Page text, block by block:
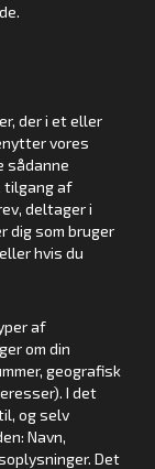
der i et eller
vores
sådanne
tilgang af
deltager i
dig som bruger
hvis du
af
om din
geografisk
I det
og selv
Navn,
Det